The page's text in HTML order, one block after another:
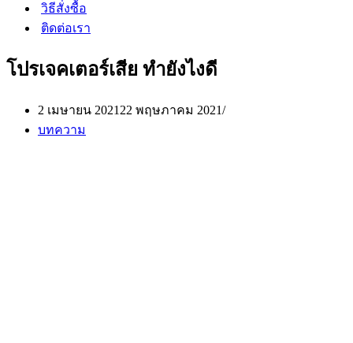
วิธีสั่งซื้อ
ติดต่อเรา
โปรเจคเตอร์เสีย ทำยังไงดี
2 เมษายน 2021 22 พฤษภาคม 2021
บทความ